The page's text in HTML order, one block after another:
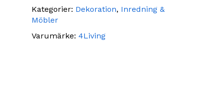
Kategorier: Dekoration, Inredning &
Möbler
Varumärke: 4Living